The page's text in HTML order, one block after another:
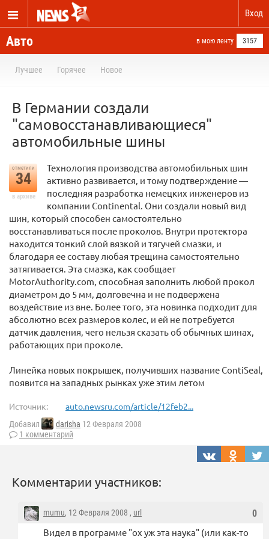
Вход
Авто в мою ленту 3157
Лучшее Горячее Новое
В Германии создали
"самовосстанавливающиеся"
автомобильные шины
отметили
34
в архиве
Технология производства автомобильных шин
активно развивается, и тому подтверждение —
последняя разработка немецких инженеров из
компании Continental. Они создали новый вид
шин, который способен самостоятельно
восстанавливаться после проколов. Внутри протектора
находится тонкий слой вязкой и тягучей смазки, и
благодаря ее составу любая трещина самостоятельно
затягивается. Эта смазка, как сообщает
MotorAuthority.com, способная заполнить любой прокол
диаметром до 5 мм, долговечна и не подвержена
воздействие из вне. Более того, эта новинка подходит для
абсолютно всех размеров колес, и ей не потребуется
датчик давления, чего нельзя сказать об обычных шинах,
работающих при проколе.
Линейка новых покрышек, получивших название ContiSeal,
появится на западных рынках уже этим летом
Источник: auto.newsru.com/article/12feb2...
Добавил darisha 12 Февраля 2008
1 комментарий
Комментарии участников:
0
mumu, 12 Февраля 2008 , url
Видел в программе "ох уж эта наука" (или как-то